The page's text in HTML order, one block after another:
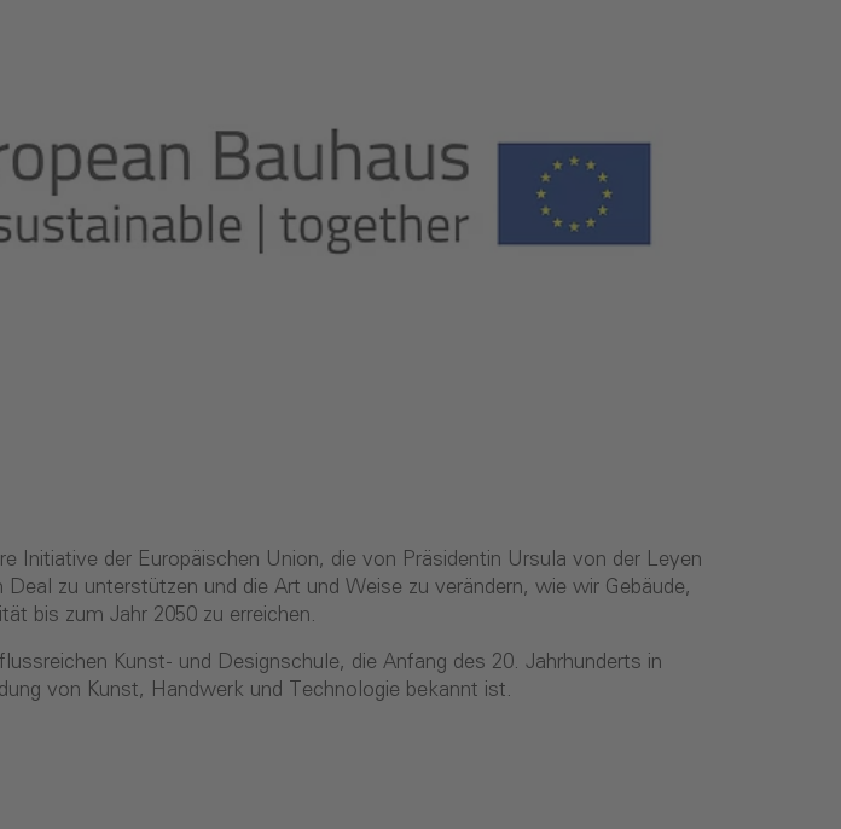
Initiative der Europäischen Union, die von Präsidentin Ursula von der Leyen
zu unterstützen und die Art und Weise zu verändern, wie wir Gebäude,
bis zum Jahr 2050 zu erreichen.
Kunst- und Designschule, die Anfang des 20. Jahrhunderts in
von Kunst, Handwerk und Technologie bekannt ist.